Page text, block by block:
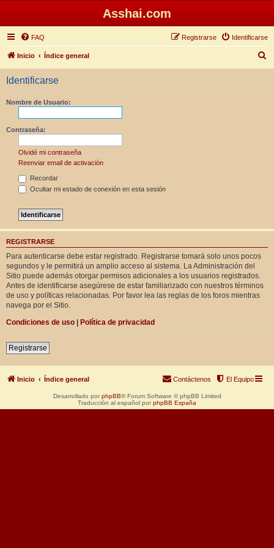
Asshai.com
FAQ Identificarse
Registrarse
Inicio Índice general
u
Identificarse
Nombre de Usuario:
Contraseña:
Olvidé mi contraseña
Reenviar email de activación
Recordar
Ocultar mi estado de conexión en esta sesión
REGISTRARSE
Para autenticarse debe estar registrado. Registrarse tomará solo unos pocos
segundos y le permitirá un amplio acceso al sistema. La Administración del
Sitio puede además otorgar permisos adicionales a los usuarios registrados.
Antes de identificarse asegúrese de estar familiarizado con nuestros términos
de uso y políticas relacionadas. Por favor lea las reglas de los foros mientras
navega por el Sitio.
Condiciones de uso | Política de privacidad
Registrarse
Inicio Índice general El Equipo
Contáctenos
Desarrollado por phpBB® Forum Software © phpBB Limited
Traducción al español por phpBB España